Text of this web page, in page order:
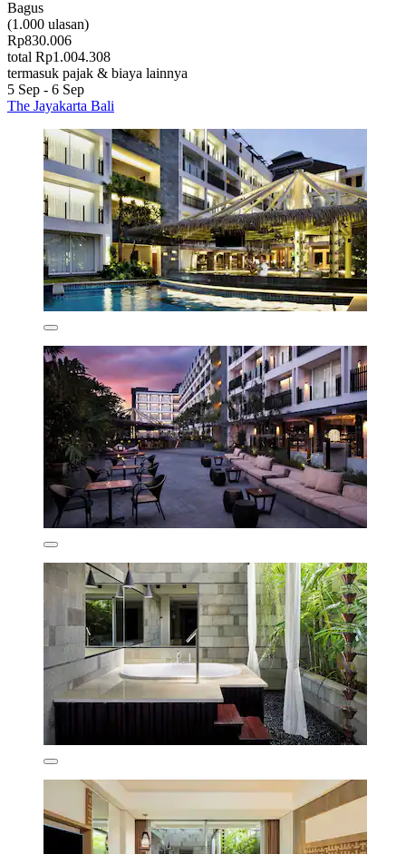
Bagus
(1.000 ulasan)
Rp830.006
total Rp1.004.308
termasuk pajak & biaya lainnya
5 Sep - 6 Sep
The Jayakarta Bali